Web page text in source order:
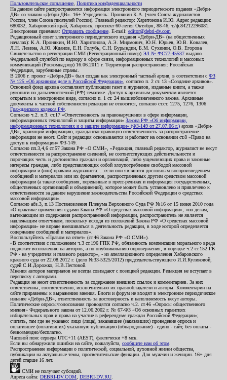
Пользовательское соглашение Политика конфиденциальности
На данном сайте распространяется информация электронного периодического издания «Дебри-
ДВ» со знаком «Дебри-ДВ». 16+ Учредитель: Пронякин К.А. (член Союза журналистов
России, член Союза писателей России). Главный редактор: Харитонова И.Ю. Адрес редакции:
680032, Хабаровский край, Хабаровск, проспект 60-летия Октября, 88-46, т./ф.84212296081.
Электронная приемная: Отправить сообщение . E-mail: editor@debri-dv.com
Редакционный совет электронного периодического издания «Дебри-ДВ» (на общественных
началах): К.А. Пронякин, И.Ю. Харитонова, А.Э. Мирмович, Ю.Н. Юрьев, Ю.В. Ковалев,
Л.Н. Левина, А.Ю. Жданов, Е.Н. Голубь, С.Н. Бурындин, Б.М. Сухинин, О.В. Егорова
Свидетельство о регистрации СМИ (Регистрационный номер) ЭЛ № ФС77-45537 выдано
Федеральной службой по надзору в сфере связи, информационных технологий и массовых
коммуникаций (Роскомнадзор) 16.06.2011 г. Территория распространения: Российская
Федерация, зарубежные страны.
В 2006 г. проект «Дебри-ДВ» был создан как электронный частный архив, в соответствии с ФЗ
№ 125 «Об архивном деле в Российской Федерации» , согласно п. 2 ст. 13 «Создание архивов».
Основной фонд архива составляют публикации газет и журналов, изданные книги, а также
рукописи по дальневосточной (РФ) тематике. Доступ к архивным документам является
открытым в электронном виде, согласно п. 1 ст. 24 вышеобозначенного закона. Архивные
документы к частной собственности редакции не относятся, согласно ст.ст. 1275, 1276, 1306
Гражданского кодекса РФ
Согласно ч.2. п.3. ст.17 «Ответственность за правонарушения в сфере информации,
информационных технологий и защиты информации» Закона РФ «Об информации,
информационных технологиях и о защите информации» (ФЗ-149 от 27.07.06 г.) архив «Дебри-
ДВ», хранящий информацию, гражданско-правовую ответственность за распространение
информации не несет. Сайт и редакция основываются и работают на основании ст.8 «Право на
доступ к информации» ФЗ-149.
Согласно пп.3,4,6 ст.57 Закона РФ «О СМИ», «Редакция, главный редактор, журналист не несут
ответственности за распространение сведений, не соответствующих действительности и
порочащих честь и достоинство граждан и организаций, либо ущемляющих права и законные
интересы граждан, либо представляющих собой злоупотребление свободой массовой
информации и (или) правами журналиста: ...если они являются дословным воспроизведением
сообщений и материалов или их фрагментов, распространенных другим средством массовой
информации (а также сообщения, переданные в пресс-релизах и информация государственных,
общественных организаций и объединений), которое может быть установлено и привлечено к
ответственности за данное нарушение законодательства Российской Федерации о средствах
массовой информации».
Согласно абз.3, п.13 Постановления Пленума Верховного Суда РФ №16 от 15 июня 2010 года
«О практике применения судами Закона РФ «О средствах массовой информации», «по делам,
вытекающим из содержания распространенной информации, распространитель не является
надлежащим ответчиком, поскольку исходя из положений Закона РФ «О средствах массовой
информации» не вправе вмешиваться в деятельность редакции, в ходе которой определяется
содержание сообщений и материалов».
Воспользуйтесь «Правом на ответ» (ст.46 Закона РФ «О СМИ»).
«В соответствии с положением ч.3 ст.196 ГПК РФ, обязанность компенсации морального вреда
подлежит возложению на авторов, а по опубликованию опровержения, в порядке ч.2 ст.152 ГК
РФ - на учредителя и главного редактор», - из апелляционного определения Хабаровского
краевого суда от 22.08.2012 г. (дело №33-5325/2012) председательствующего И.И.Куликовой,
судей С.И.Дорожко, Н.В.Пестовой.
Мнения авторов материалов не всегда совпадают с позицией редакции. Редакция не вступает в
переписку с авторами.
Редакция не несет ответственность за содержание внешних ссылок и комментариев. За них
ответственны, соответственно, исключительно их правообладатели и авторы. Комментарии на
сайте приравнены к выражению мнения. Блоги и форум не входят в электронное периодическое
издание «Дебри-ДВ», ответственность за достоверность и наполняемость несут авторы.
Политические опросы/голосования проводятся согласно ч.2. ст.46 «Опросы общественного
мнения» Федерального закона от 12.06.2002 г. № 67-ФЗ «Об основных гарантиях
избирательных прав и права на участие в референдуме граждан Российской Федерации»;
считать, там где не указано: лицо (лица), заказавшее (заказавших) проведение опроса и
оплатившее (оплативших) указанную публикацию (обнародование) - едино - сайт, без оплаты -
безвозмездно/бесплатно.
Часовой пояс сервера UTC+11 (AEST), фактически +8 мск.
Если вы обнаружили ошибки на сайте, пожалуйста, сообщите нам об этом
Распространение информации о политической, социальной, духовной жизни общества,
публикации на актуальные темы, просветительские функции. Для мужчин и женщин. 16+ для
детей старше 16 лет.
СМИ не получает субсидий.
Адреса сайта: DEBRI-DV.COM DEBRI-DV.RU